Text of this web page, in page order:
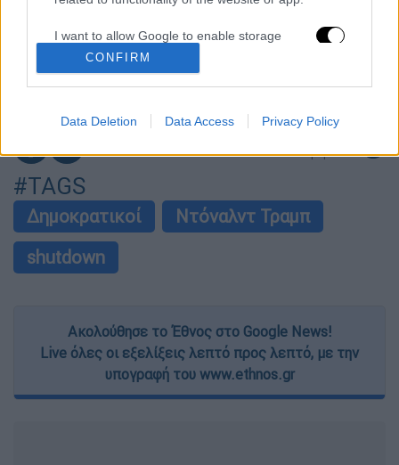
I want to allow Google to enable storage
related to personalization.
I want to allow Google to enable storage
functionality and fraud prevention, and other
CONFIRM
Data Deletion Data Access Privacy Policy
Περσείδες και ολική έκλειψη Ηλίου: Δύο
εντυπωσιακά φαινόμενα στον ουρανό στις
12 Αυγούστου
άρθρο
#TAGS
Δημοκρατικοί
Ντόναλντ Τραμπ
shutdown
Ακολούθησε το Έθνος στο Google News!
Live όλες οι εξελίξεις λεπτό προς λεπτό, με την
υπογραφή του www.ethnos.gr